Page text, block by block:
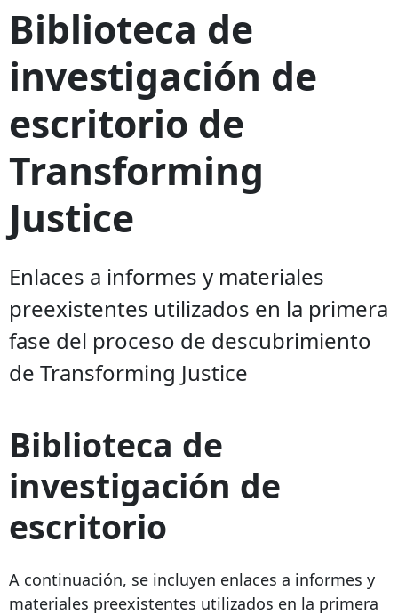
Biblioteca de
investigación de
escritorio de
Transforming
Justice
Enlaces a informes y materiales
preexistentes utilizados en la primera
fase del proceso de descubrimiento
de Transforming Justice
Biblioteca de
investigación de
escritorio
A continuación, se incluyen enlaces a informes y
materiales preexistentes utilizados en la primera